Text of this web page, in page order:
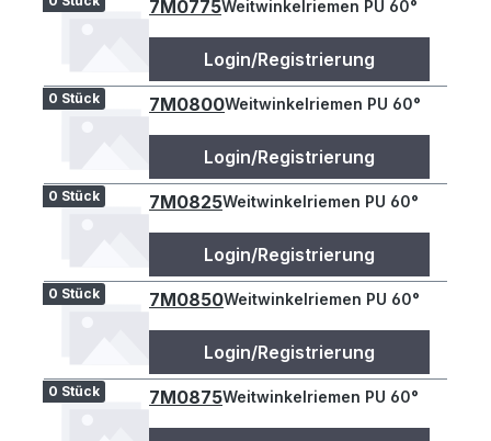
7M0775Weitwinkelriemen PU 60°
Login/Registrierung
0 Stück 7M0800Weitwinkelriemen PU 60°
Login/Registrierung
0 Stück 7M0825Weitwinkelriemen PU 60°
Login/Registrierung
0 Stück 7M0850Weitwinkelriemen PU 60°
Login/Registrierung
0 Stück 7M0875Weitwinkelriemen PU 60°